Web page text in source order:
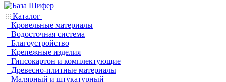
Каталог
Кровельные материалы
Водосточная система
Благоустройство
Крепежные изделия
Гипсокартон и комплектующие
Древесно-плитные материалы
Малярный и штукатурный